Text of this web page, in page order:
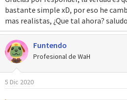
bastante simple xD, por eso he
mas realistas, ¿Que tal ahora?
Funtendo
Profesional de WaH
5 Dic 2020